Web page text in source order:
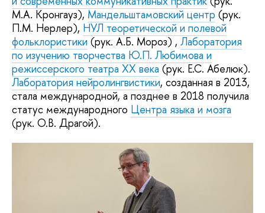
М.А. Кронгауз), Мандельштамовский центр (рук.
П.М. Нерлер), НУЛ теоретической и полевой
фольклористики (рук. А.Б. Мороз) , Лаборатория
по изучению творчества Ю.П. Любимова и
режиссерского театра ХХ века (рук. Е.С. Абелюк).
Лаборатория нейролингвистики, созданная в 2013,
стала международной, а позднее в 2018 получила
статус международного Центра языка и мозга
(рук. О.В. Драгой).